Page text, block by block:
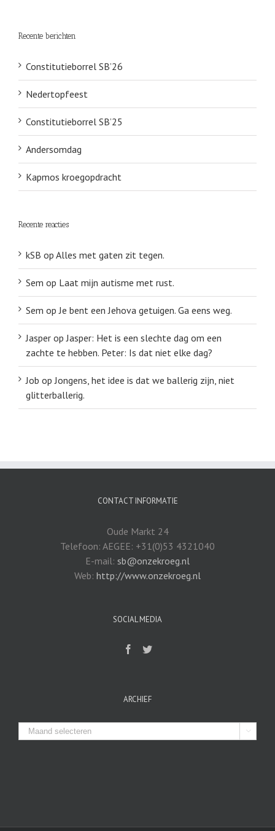
Recente berichten
Constitutieborrel SB’26
Nedertopfeest
Constitutieborrel SB’25
Andersomdag
Kapmos kroegopdracht
Recente reacties
kSB op Alles met gaten zit tegen.
Sem op Laat mijn autisme met rust.
Sem opJe bent een Jehova getuigen. Ga eens weg.
Jasper opJasper: Het is een slechte dag om een
zachte te hebben. Peter: Is dat niet elke dag?
Job opJongens, het idee is dat we ballerig zijn, niet
glitterballerig.
CONTACT INFORMATIE
Oude Markt 24
Telefoon: AEGEE: +31(0)53 4321040
E-mail: sb@onzekroeg.nl
Web: http://www.onzekroeg.nl
SOCIAL MEDIA
ARCHIEF
